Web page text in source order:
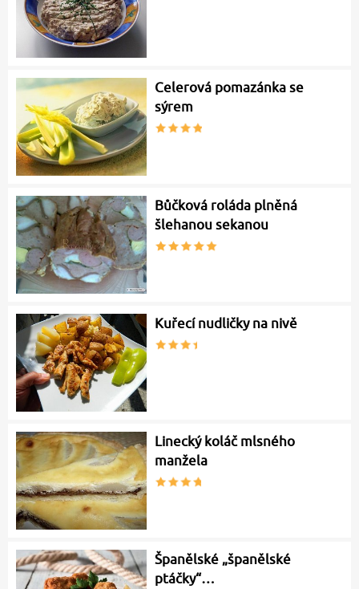
Celerová pomazánka se
sýrem
Bůčková roláda plněná
šlehanou sekanou
Kuřecí nudličky na nivě
Linecký koláč mlsného
manžela
Španělské „španělské
ptáčky“…